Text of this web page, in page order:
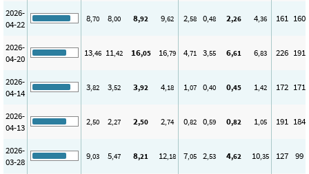
2026-
04-22
8,70 8,00 8,92 9,62 2,58 0,48 2,26 4,36 161 160
2026-
04-20
13,46 11,42 16,05 16,79 4,71 3,55 6,61 6,83 226 191
2026-
04-14
3,82 3,52 3,92 4,18 1,07 0,40 0,45 1,42 172 171
2026-
04-13
2,50 2,27 2,50 2,74 0,82 0,59 0,82 1,05 191 184
2026-
03-28
9,03 5,47 8,21 12,18 7,05 2,53 4,62 10,35 127 99